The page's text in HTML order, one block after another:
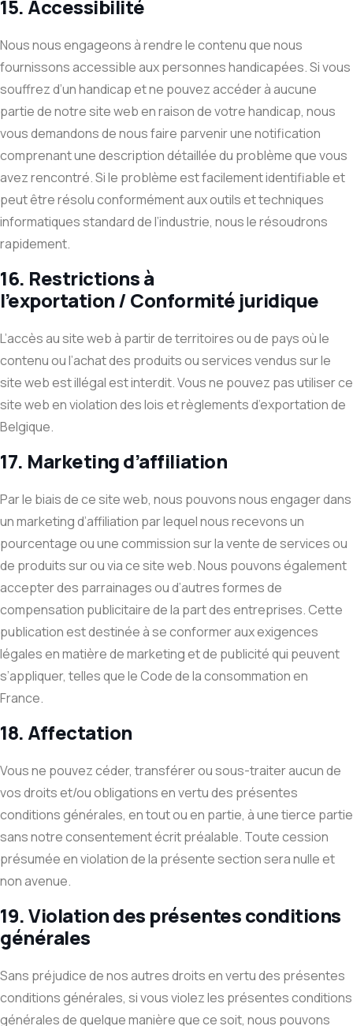
15. Accessibilité
Nous nous engageons à rendre le contenu que nous
fournissons accessible aux personnes handicapées. Si vous
souffrez d’un handicap et ne pouvez accéder à aucune
partie de notre site web en raison de votre handicap, nous
vous demandons de nous faire parvenir une notification
comprenant une description détaillée du problème que vous
avez rencontré. Si le problème est facilement identifiable et
peut être résolu conformément aux outils et techniques
informatiques standard de l’industrie, nous le résoudrons
rapidement.
16. Restrictions à
l’exportation / Conformité juridique
L’accès au site web à partir de territoires ou de pays où le
contenu ou l’achat des produits ou services vendus sur le
site web est illégal est interdit. Vous ne pouvez pas utiliser ce
site web en violation des lois et règlements d’exportation de
Belgique.
17. Marketing d’affiliation
Par le biais de ce site web, nous pouvons nous engager dans
un marketing d’affiliation par lequel nous recevons un
pourcentage ou une commission sur la vente de services ou
de produits sur ou via ce site web. Nous pouvons également
accepter des parrainages ou d’autres formes de
compensation publicitaire de la part des entreprises. Cette
publication est destinée à se conformer aux exigences
légales en matière de marketing et de publicité qui peuvent
s’appliquer, telles que le Code de la consommation en
France.
18. Affectation
Vous ne pouvez céder, transférer ou sous-traiter aucun de
vos droits et/ou obligations en vertu des présentes
conditions générales, en tout ou en partie, à une tierce partie
sans notre consentement écrit préalable. Toute cession
présumée en violation de la présente section sera nulle et
non avenue.
19. Violation des présentes conditions
générales
Sans préjudice de nos autres droits en vertu des présentes
conditions générales, si vous violez les présentes conditions
générales de quelque manière que ce soit, nous pouvons